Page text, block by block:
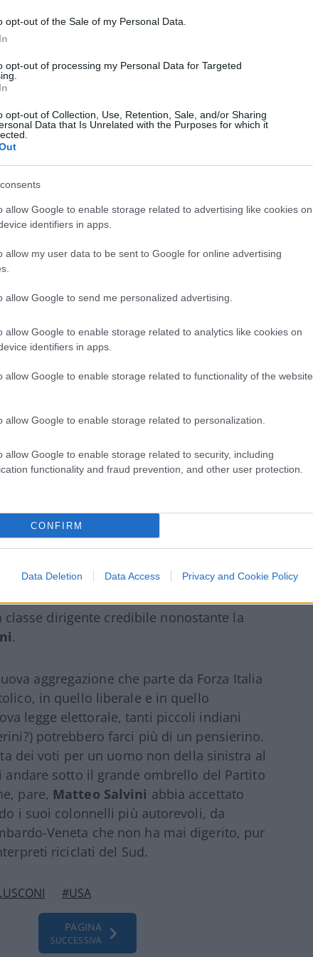
opt-out of the Sale of my Personal Data.
opt-out of processing my Personal Data for Targeted
opt-out of Collection, Use, Retention, Sale, and/or Sharing
Data that Is Unrelated with the Purposes for which it
allow Google to enable storage related to advertising like cookies on
identifiers in apps.
allow my user data to be sent to Google for online advertising
allow Google to send me personalized advertising.
allow Google to enable storage related to analytics like cookies on
identifiers in apps.
allow Google to enable storage related to functionality of the website
allow Google to enable storage related to personalization.
allow Google to enable storage related to security, including
functionality and fraud prevention, and other user protection.
CONFIRM
Data Deletion Data Access Privacy and Cookie Policy
talmente deflagrante, sarà lui stesso
di giovedì
di commozione ma perché perso
sua mente che non riusciva a trovare. A
della vicepresidente
nonostante legaffe a getto continuo da
sanno più come gestire questa
peraltro senza neppure preavvertire gli
di mezzo mondo ed ha perfino
superficialità tattica e strategica.
si è dimostrato anche lo stato
che si sono mossi intorno
di Isis-X
probabilmente più che una
in Italia non riuscirà ad approdare al
quello che alcuni famigli capeggiati da
interne. Dal canto suo, Berlusconi
purtroppo, troppo divisivo. Del
leader politico è mai salito al Colle e
Repubblica,
sedevano a bordo campo, sia pur in
può sembrare una sconfitta, il Cavaliere
dai processi che deve ancora
nuovo centro, lasciando isolata a destra
classe dirigente credibile nonostante la
.
aggregazione che parte da Forza Italia
in quello liberale e in quello
legge elettorale, tanti piccoli indiani
potrebbero farci più di un pensierino.
dei voti per un uomo non della sinistra al
sotto il grande ombrello del Partito
pare, Matteo Salvini abbia accettato
i suoi colonnelli più autorevoli, da
Veneta che non ha mai digerito, pur
riciclati del Sud.
#USA
PAGINA
SUCCESSIVA